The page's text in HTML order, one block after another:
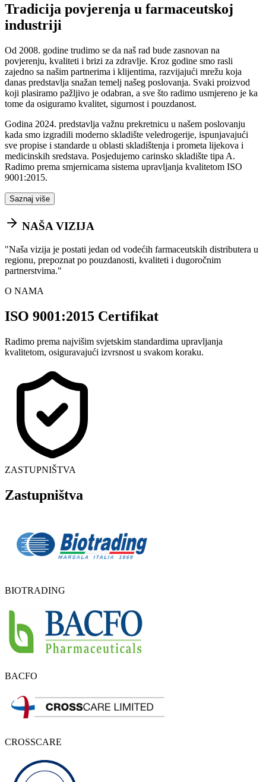
Tradicija povjerenja u farmaceutskoj
industriji
Od 2008. godine trudimo se da naš rad bude zasnovan na
povjerenju, kvaliteti i brizi za zdravlje. Kroz godine smo rasli
zajedno sa našim partnerima i klijentima, razvijajući mrežu koja
danas predstavlja snažan temelj našeg poslovanja. Svaki proizvod
koji plasiramo pažljivo je odabran, a sve što radimo usmjereno je ka
tome da osiguramo kvalitet, sigurnost i pouzdanost.
Godina 2024. predstavlja važnu prekretnicu u našem poslovanju
kada smo izgradili moderno skladište veledrogerije, ispunjavajući
sve propise i standarde u oblasti skladištenja i prometa lijekova i
medicinskih sredstava. Posjedujemo carinsko skladište tipa A.
Radimo prema smjernicama sistema upravljanja kvalitetom ISO
9001:2015.
Saznaj više
NAŠA VIZIJA
"Naša vizija je postati jedan od vodećih farmaceutskih distributera u
regionu, prepoznat po pouzdanosti, kvaliteti i dugoročnim
partnerstvima."
O NAMA
ISO 9001:2015 Certifikat
Radimo prema najvišim svjetskim standardima upravljanja
kvalitetom, osiguravajući izvrsnost u svakom koraku.
ZASTUPNIŠTVA
Zastupništva
BIOTRADING
BACFO
CROSSCARE